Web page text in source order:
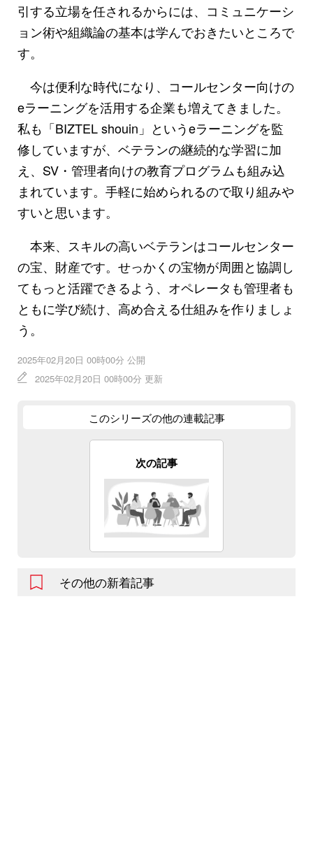
引する立場を任されるからには、コミュニケーシ
ョン術や組織論の基本は学んでおきたいところで
す。
今は便利な時代になり、コールセンター向けの
eラーニングを活用する企業も増えてきました。
私も「BIZTEL shouin」というeラーニングを監
修していますが、ベテランの継続的な学習に加
え、SV・管理者向けの教育プログラムも組み込
まれています。手軽に始められるので取り組みや
すいと思います。
本来、スキルの高いベテランはコールセンター
の宝、財産です。せっかくの宝物が周囲と協調し
てもっと活躍できるよう、オペレータも管理者も
ともに学び続け、高め合える仕組みを作りましょ
う。
2025年02月20日 00時00分 公開
2025年02月20日 00時00分 更新
このシリーズの他の連載記事
次の記事
その他の新着記事